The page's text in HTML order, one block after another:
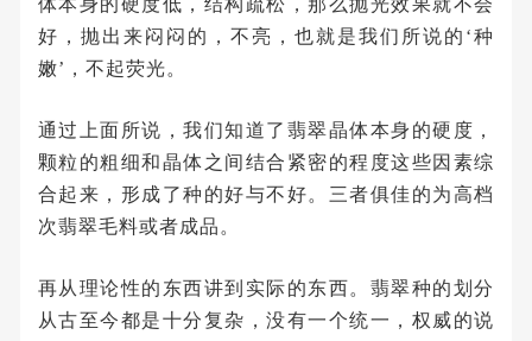
体本身的硬度低，结构疏松，那么抛光效果就不会
好，抛出来闷闷的，不亮，也就是我们所说的‘种
嫩’，不起荧光。
通过上面所说，我们知道了翡翠晶体本身的硬度，
颗粒的粗细和晶体之间结合紧密的程度这些因素综
合起来，形成了种的好与不好。三者俱佳的为高档
次翡翠毛料或者成品。
再从理论性的东西讲到实际的东西。翡翠种的划分
从古至今都是十分复杂，没有一个统一，权威的说